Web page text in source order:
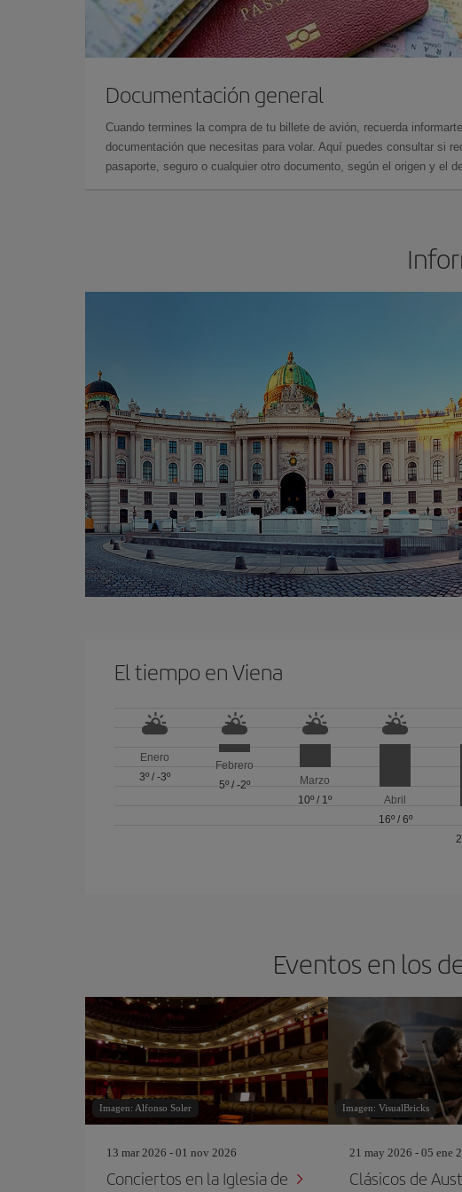
Documentación general
Cuando termines la compra de tu billete de avión, recuerda
documentación que necesitas para volar. Aquí puedes consultar si
pasaporte, seguro o cualquier otro documento, según el origen y el
El tiempo en Viena
Enero
3º/ -3º
Febrero
5º /-2º
Marzo
10º / 1º
Abril
16º/ 6º
Eventos en los
Imagen: Alfonso Soler
13 mar 2026 - 01 nov 2026
Conciertos en la Iglesia de
Imagen: VisualBricks
21 may 2026 - 05 ene
Clásicos de